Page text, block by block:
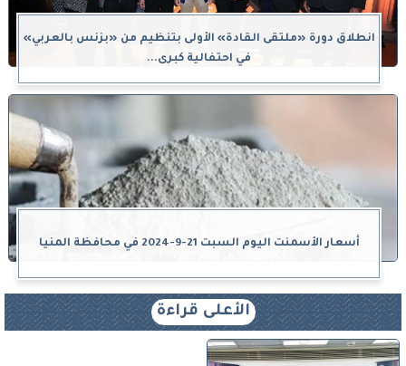
انطلاق دورة «ملتقى القادة» الأولى بتنظيم من «بزنس بالعربي»
في احتفالية كبرى...
أسعار الأسمنت اليوم السبت 21-9-2024 في محافظة المنيا
الأعلى قراءة